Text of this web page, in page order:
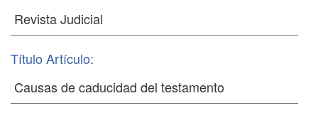
Título Artículo: